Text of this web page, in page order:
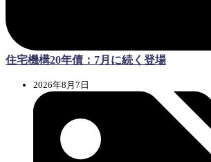
住宅機構20年債：7月に続く登場
2026年8月7日